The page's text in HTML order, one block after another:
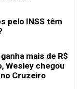
pelo INSS têm
mais de R$
Wesley chegou
Cruzeiro